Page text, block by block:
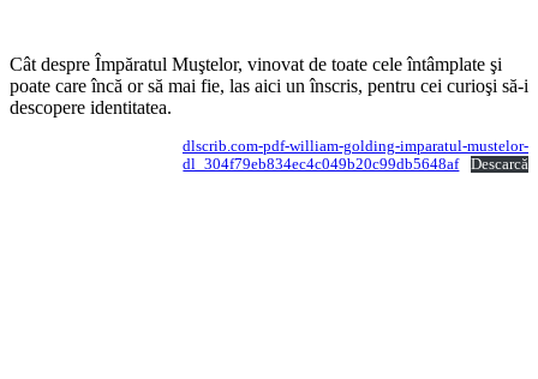
Cât despre Împăratul Muştelor, vinovat de toate cele întâmplate şi
poate care încă or să mai fie, las aici un înscris, pentru cei curioşi să-i
descopere identitatea.
dlscrib.com-pdf-william-golding-imparatul-mustelor-
dl_304f79eb834ec4c049b20c99db5648af
Descarcă